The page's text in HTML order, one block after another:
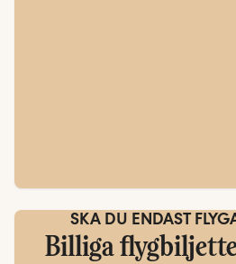
SKA DU ENDAST
Billiga